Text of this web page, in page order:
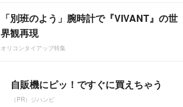
「別班のよう」腕時計で『VIVANT』の世
界観再現
オリコンタイアップ特集
自販機にピッ！ですぐに買えちゃう
（PR）ジハンピ